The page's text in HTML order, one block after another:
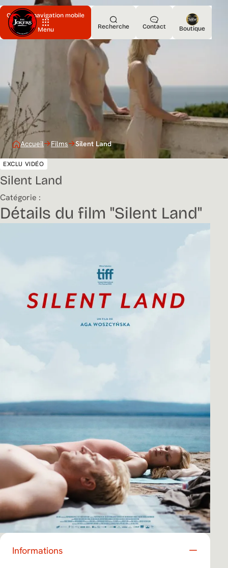
Ouvrir la navigation mobile
Menu
Recherche Contact Boutique
Silent Land
Catégorie :
EXCLU VIDÉO
Accueil Films Silent Land
Détails du film "Silent Land"
Informations